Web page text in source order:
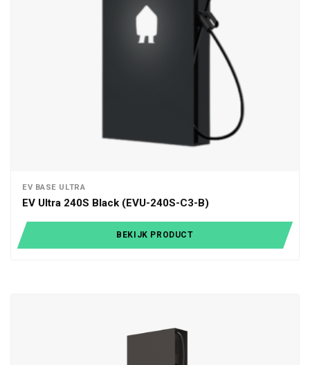
EV BASE ULTRA
EV Ultra 240S Black (EVU-240S-C3-B)
BEKIJK PRODUCT